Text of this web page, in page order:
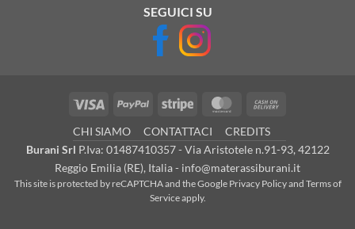
SEGUICI SU
Visa PayPal Stripe MasterCard
Delivery
CHI SIAMO CONTATTACI
CREDITS
Burani Srl P.Iva: 01487410357 - Via Aristotele n.91-93, 42122
Reggio Emilia (RE), Italia - info@materassiburani.it
This site is protected by reCAPTCHA and the Google Privacy Policyand Terms of
Serviceapply.